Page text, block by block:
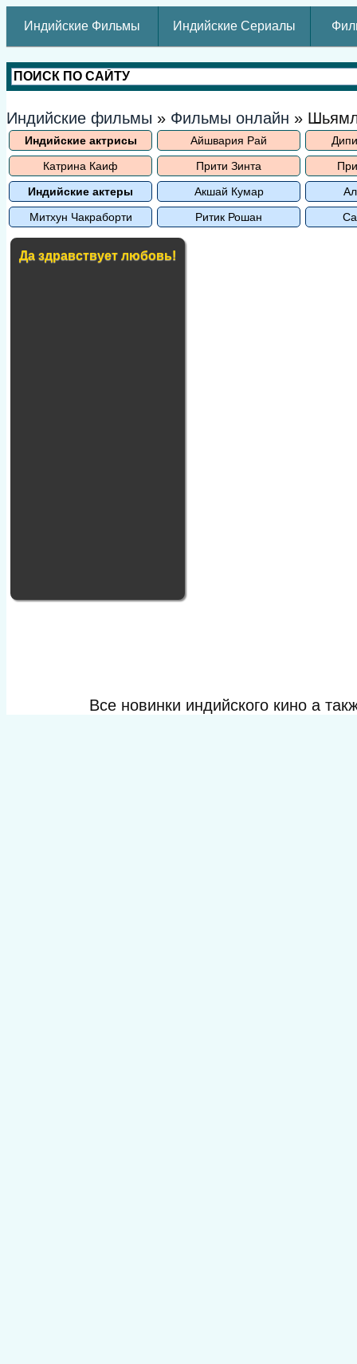
Индийские Фильмы Индийские Сериалы
Индийские фильмы » Фильмы онлайн »
Индийские актрисы Айшвария Рай
Катрина Каиф
Прити Зинта
Индийские актеры
Акшай Кумар
Митхун Чакраборти
Ритик Рошан
Да здравствует любовь!
Все новинки индийского кино а